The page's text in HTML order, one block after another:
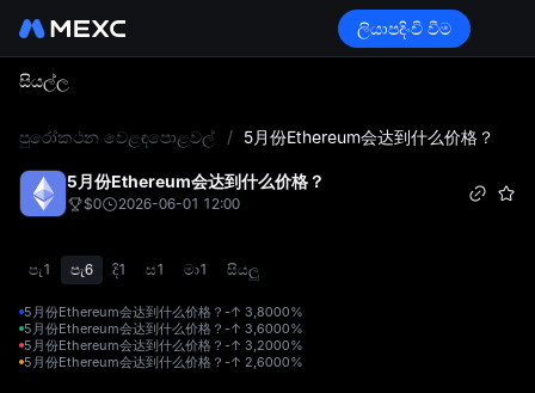
ලියාපදිංචි වීම
සියල්ල
පුරෝකථන වෙළඳපොළවල් / 5月份Ethereum会达到什么价格？
5月份Ethereum会达到什么价格？
$0 2026-06-01 12:00
පැ1 පැ6 දි1 ස1 මා1 සියලු
5月份Ethereum会达到什么价格？-↑ 3,8000%
5月份Ethereum会达到什么价格？-↑ 3,6000%
5月份Ethereum会达到什么价格？-↑ 3,2000%
5月份Ethereum会达到什么价格？-↑ 2,6000%